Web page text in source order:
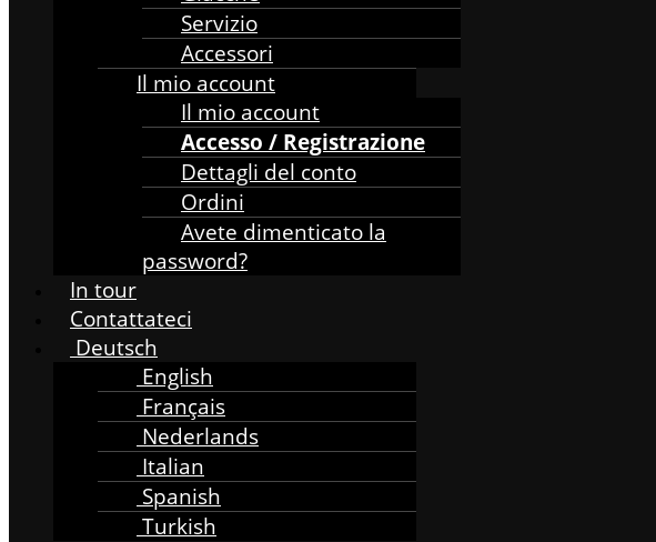
Servizio
Accessori
Il mio account
Il mio account
Accesso / Registrazione
Dettagli del conto
Ordini
Avete dimenticato la
password?
In tour
Contattateci
Deutsch
English
Français
Nederlands
Italian
Spanish
Turkish